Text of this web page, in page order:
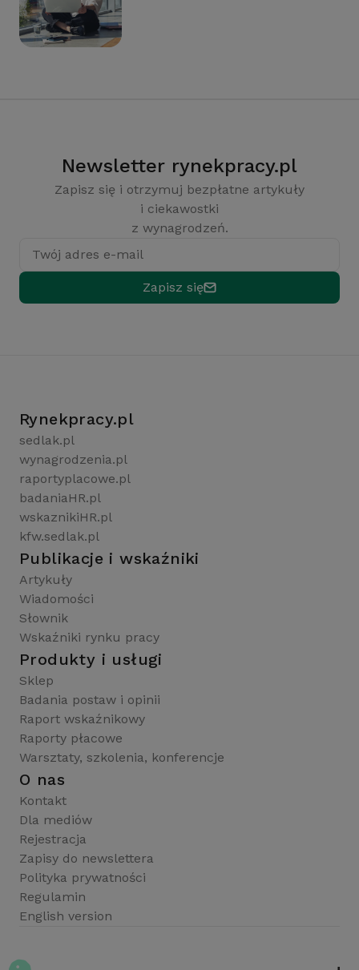
Newsletter rynekpracy.pl
Zapisz się i otrzymuj bezpłatne artykuły
i ciekawostki
z wynagrodzeń.
Twój adres e-mail
Zapisz się
Rynekpracy.pl
sedlak.pl
wynagrodzenia.pl
raportyplacowe.pl
badaniaHR.pl
wskaznikiHR.pl
kfw.sedlak.pl
Publikacje i wskaźniki
Artykuły
Wiadomości
Słownik
Wskaźniki rynku pracy
Produkty i usługi
Sklep
Badania postaw i opinii
Raport wskaźnikowy
Raporty płacowe
Warsztaty, szkolenia, konferencje
O nas
Kontakt
Dla mediów
Rejestracja
Zapisy do newslettera
Polityka prywatności
Regulamin
English version